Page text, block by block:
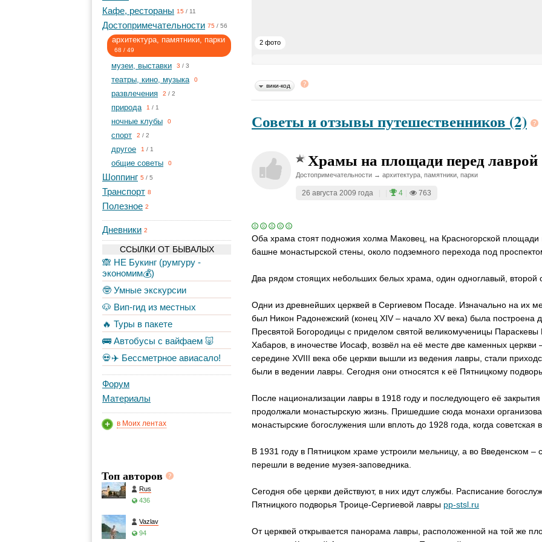
Кафе, рестораны 15 / 11
Достопримечательности 75 / 56
архитектура, памятники, парки
68 / 49
музеи, выставки 3 / 3
театры, кино, музыка 0
развлечения 2 / 2
природа 1 / 1
ночные клубы 0
спорт 2 / 2
другое 1 / 1
общие советы 0
Шоппинг 5 / 5
Транспорт 8
Полезное 2
Дневники 2
ССЫЛКИ ОТ БЫВАЛЫХ
🙈 НЕ Букинг (румгуру -
экономим💰)
🤓 Умные экскурсии
🐶 Вип-гид из местных
🔥 Туры в пакете
🚌 Автобусы с вайфаем 🐷
💀✈️ Бессметрное авиасало!
Форум
Материалы
в Моих лентах
Топ авторов
Rus
436
Vazlav
94
2 фото
вики-код
Советы и отзывы путешественников (2)
Храмы на площади перед лаврой
Достопримечательности → архитектура, памятники, парки
26 августа 2009 года 4 763
Оба храма стоят подножия холма Маковец, на Красногорской площади
башне монастырской стены, около подземного перехода под
Два рядом стоящих небольших белых храма, один одноглавый, второй
Одни из древнейших церквей в Сергиевом Посаде. Изначально на их
был Никон Радонежский (конец XIV – начало XV века) была построена
Пресвятой Богородицы с приделом святой великомученицы
Хабаров, в иночестве Иосаф, возвёл на её месте две каменных
середине XVIII века обе церкви вышли из ведения лавры, стали
были в ведении лавры. Сегодня они относятся к её Пятницкому
После национализации лавры в 1918 году и последующего её
продолжали монастырскую жизнь. Пришедшие сюда монахи
монастырские богослужения шли вплоть до 1928 года, когда советская
В 1931 году в Пятницком храме устроили мельницу, а во Введенском –
перешли в ведение музея-заповедника.
Сегодня обе церкви действуют, в них идут службы. Расписание
Пятницкого подворья Троице-Сергиевой лавры pp-stsl.ru
От церквей открывается панорама лавры, расположенной на той же